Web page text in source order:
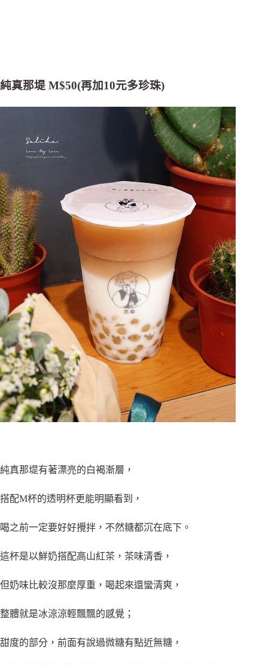
純真那堤 M$50(再加10元多珍珠)
純真那堤有著漂亮的白褐漸層，
搭配M杯的透明杯更能明顯看到，
喝之前一定要好好攪拌，不然糖都沉在底下。
這杯是以鮮奶搭配高山紅茶，茶味清香，
但奶味比較沒那麼厚重，喝起來還蠻清爽，
整體就是冰涼涼輕飄飄的感覺；
甜度的部分，前面有說過微糖有點近無糖，